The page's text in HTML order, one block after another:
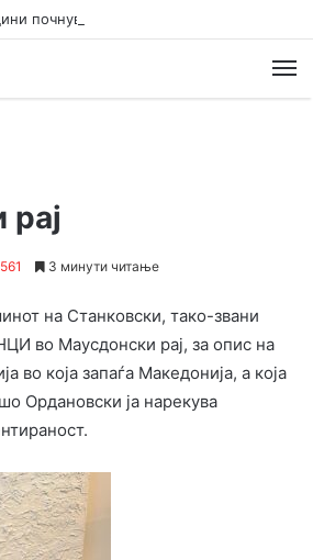
3 минути читање
на Станковски, тако-звани
во Маусдонски рај, за опис на
во која запаѓа Македонија, а која
Ордановски ја нарекува